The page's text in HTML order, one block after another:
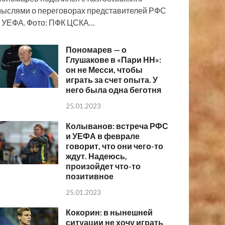
о переговорах представителей РФС
УЕФА. Фото: ПФК ЦСКА…
Пономарев — о
Глушакове в «Пари НН»:
он не Месси, чтобы
играть за счет опыта. У
него была одна беготня
25.01.2023
Колыванов: встреча РФС
и УЕФА в феврале
говорит, что они чего-то
ждут. Надеюсь,
произойдет что-то
позитивное
25.01.2023
Кокорин: в нынешней
ситуации не хочу играть